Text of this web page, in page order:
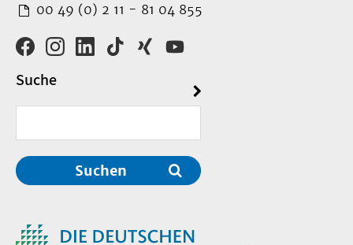
00 49 (0) 2 11 - 81 04 855
Suche
Suchen